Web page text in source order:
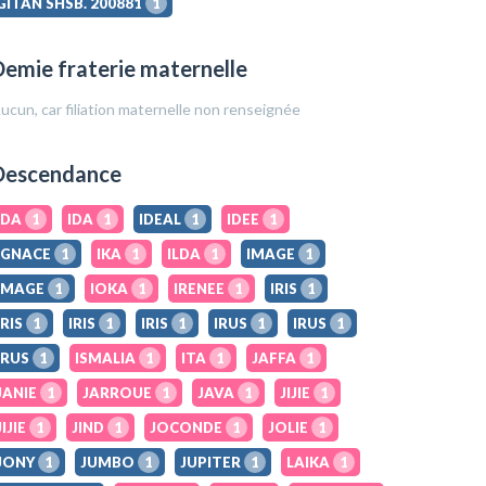
fraterie maternelle
car filiation maternelle non renseignée
1 IDA 1 IDEAL 1 IDEE
1
1 IKA 1 ILDA 1 IMAGE
1
1 IOKA 1 IRENEE 1 IRIS
1
1 IRIS 1 IRIS 1 IRUS 1 IRUS
1
1 ISMALIA 1 ITA 1 JAFFA
1
1 JARROUE 1 JAVA 1 JIJIE
1
1 JIND 1 JOCONDE 1 JOLIE
1
1 JUMBO 1 JUPITER 1 LAIKA 1